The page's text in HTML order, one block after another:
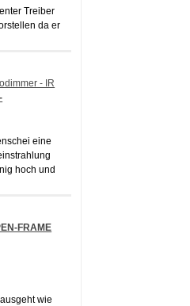
Treiber
da er
- IR
eine
hoch und
FRAME
wie